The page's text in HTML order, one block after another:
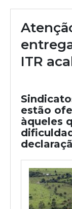
ITR
estão
àqueles